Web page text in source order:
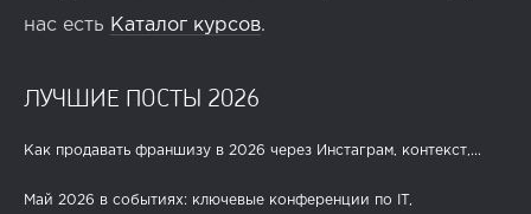
нас есть Каталог курсов.
ЛУЧШИЕ ПОСТЫ 2026
Как продавать франшизу в 2026 через Инстаграм, контекст,...
Май 2026 в событиях: ключевые конференции по IT,